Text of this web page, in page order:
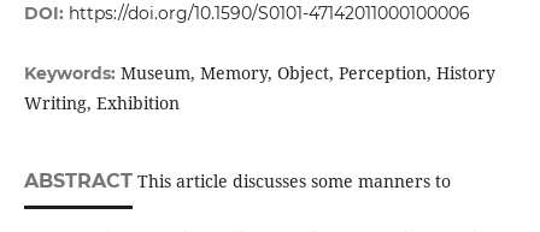
DOI: https://doi.org/10.1590/S0101-47142011000100006
Keywords: Museum, Memory, Object, Perception, History
Writing, Exhibition
ABSTRACTThis article discusses some manners to